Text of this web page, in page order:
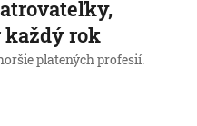
každý rok
platených profesií.